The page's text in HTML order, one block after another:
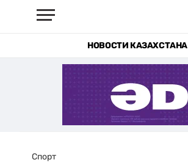
НОВОСТИ КАЗАХСТАНА
Спорт